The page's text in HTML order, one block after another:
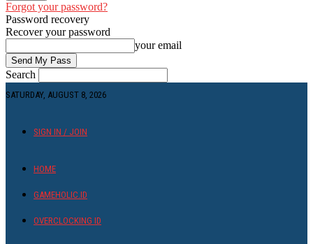
Forgot your password?
Password recovery
Recover your password
your email
Search
SATURDAY, AUGUST 8, 2026
SIGN IN / JOIN
HOME
GAMEHOLIC.ID
OVERCLOCKING ID